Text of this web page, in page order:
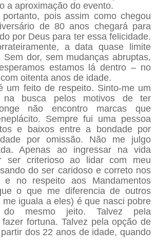
a aproximação do evento.
portanto, pois assim como chegou
de 80 anos chegará para
por Deus para ter essa felicidade.
a data quase limite
Sem dor, sem mudanças abruptas,
estamos lá dentro – no
oitenta anos de idade.
um feito de respeito. Sinto-me um
na busca pelos motivos de ter
não encontro marcas que
Sempre fui uma pessoa
e baixos entre a bondade por
por omissão. Não me julgo
Apenas ao ingressar na vida
ser criterioso ao lidar com meu
do ser caridoso e correto nos
e no respeito aos Mandamentos
o que me diferencia de outros
iguala a eles) é que nasci pobre
do mesmo jeito. Talvez pela
fortuna. Talvez pela opção de
dos 22 anos de idade, quando